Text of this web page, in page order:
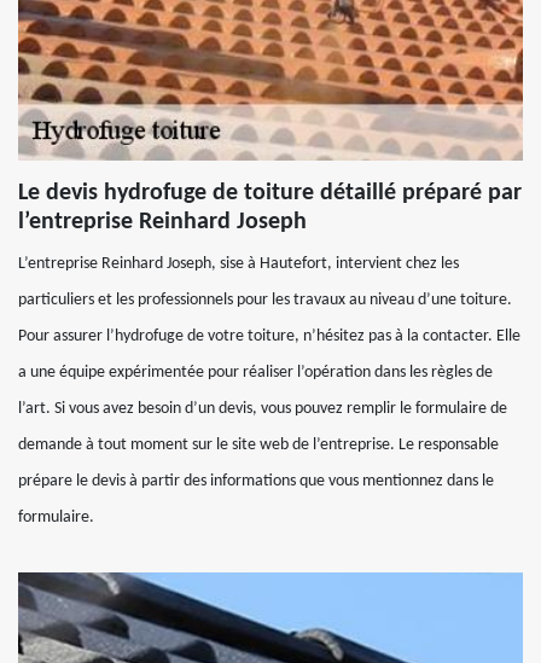
Le devis hydrofuge de toiture détaillé préparé par
l’entreprise Reinhard Joseph
L’entreprise Reinhard Joseph, sise à Hautefort, intervient chez les
particuliers et les professionnels pour les travaux au niveau d’une toiture.
Pour assurer l’hydrofuge de votre toiture, n’hésitez pas à la contacter. Elle
a une équipe expérimentée pour réaliser l’opération dans les règles de
l’art. Si vous avez besoin d’un devis, vous pouvez remplir le formulaire de
demande à tout moment sur le site web de l’entreprise. Le responsable
prépare le devis à partir des informations que vous mentionnez dans le
formulaire.